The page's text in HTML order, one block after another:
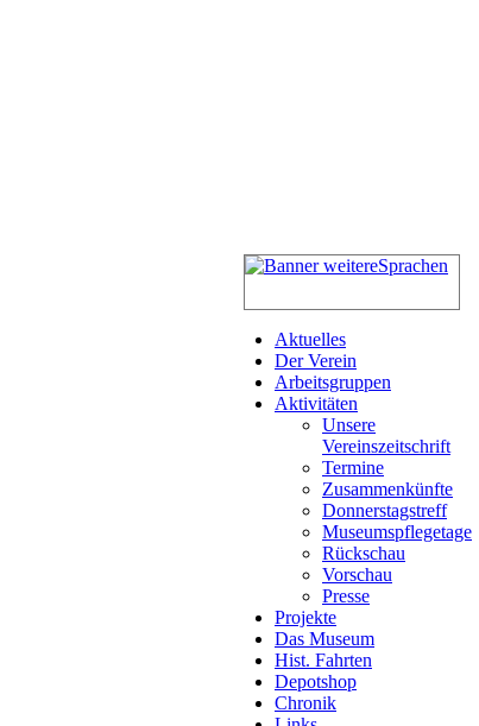
Aktuelles
Der Verein
Arbeitsgruppen
Aktivitäten
Unsere
Vereinszeitschrift
Termine
Zusammenkünfte
Donnerstagstreff
Museumspflegetage
Rückschau
Vorschau
Presse
Projekte
Das Museum
Hist. Fahrten
Depotshop
Chronik